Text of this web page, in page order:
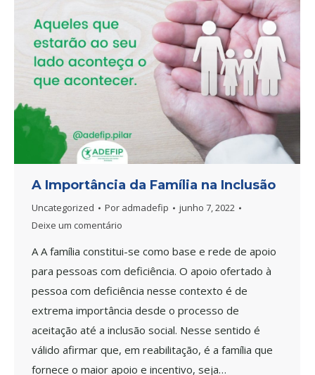
A Importância da Família na Inclusão
Uncategorized Por admadefip
junho 7, 2022
Deixe um comentário
A A família constitui-se como base e rede de apoio
para pessoas com deficiência. O apoio ofertado à
pessoa com deficiência nesse contexto é de
extrema importância desde o processo de
aceitação até a inclusão social. Nesse sentido é
válido afirmar que, em reabilitação, é a família que
fornece o maior apoio e incentivo, seja…